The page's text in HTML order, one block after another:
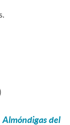
Almóndigas del